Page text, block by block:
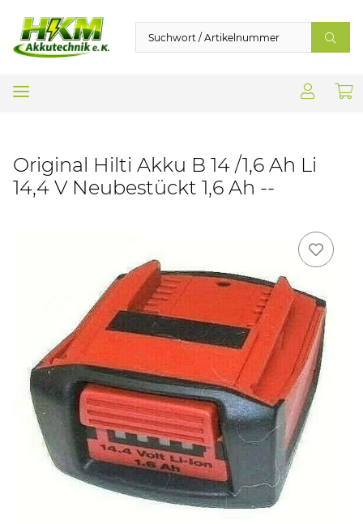
Original Hilti Akku B 14 /1,6 Ah Li
14,4 V Neubestückt 1,6 Ah --